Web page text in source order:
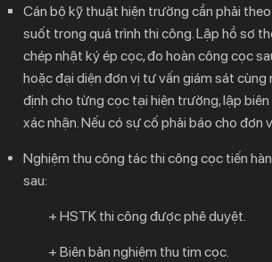
Cán bộ kỹ thuật hiện trường cần phải
suốt trong quá trình thi công. Lập hồ sơ
chép nhật ký ép cọc, đo hoàn công cọc
hoặc đại diện đơn vị tư vấn giám sát
định cho từng cọc tại hiện trường, lập
xác nhận. Nếu có sự cố phải báo cho đơn
Nghiệm thu công tác thi công cọc tiến
sau:
+ HSTK thi công được phê duyệt.
+ Biên bản nghiệm thu tim cọc.